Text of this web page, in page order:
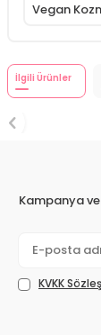
Vegan
İlgili Ürünler
Kampanya
KVKK